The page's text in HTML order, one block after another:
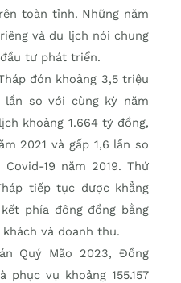
toàn tỉnh. Những năm
và du lịch nói chung
tư phát triển.
đón khoảng 3,5 triệu
lần so với cùng kỳ năm
khoảng 1.664 tỷ đồng,
2021 và gấp 1,6 lần so
19 năm 2019. Thứ
tiếp tục được khẳng
phía đông đồng bằng
và doanh thu.
Quý Mão 2023, Đồng
vụ khoảng 155.157